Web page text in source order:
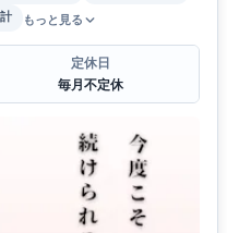
もっと見る
定休日
毎月不定休